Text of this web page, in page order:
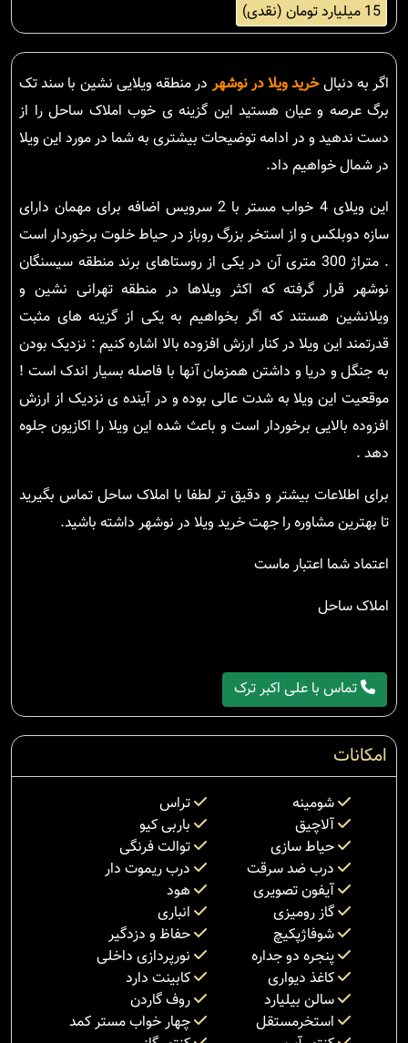
15 میلیارد تومان (نقدی)
اگر به دنبالخرید ویلا در نوشهر در منطقه ویلایی نشین با سند تک
برگ عرصه و عیان هستید این گزینه ی خوب املاک ساحل را از
دست ندهید و در ادامه توضیحات بیشتری به شما در مورد این ویلا
در شمال خواهیم داد.
این ویلای 4 خواب مستر با 2 سرویس اضافه برای مهمان دارای
سازه دوبلکس و از استخر بزرگ روباز در حیاط خلوت برخوردار است
. متراژ 300 متری آن در یکی از روستاهای برند منطقه سیسنگان
نوشهر قرار گرفته که اکثر ویلاها در منطقه تهرانی نشین و
ویلانشین هستند که اگر بخواهیم به یکی از گزینه های مثبت
قدرتمند این ویلا در کنار ارزش افزوده بالا اشاره کنیم : نزدیک بودن
به جنگل و دریا و داشتن همزمان آنها با فاصله بسیار اندک است !
موقعیت این ویلا به شدت عالی بوده و در آینده ی نزدیک از ارزش
افزوده بالایی برخوردار است و باعث شده این ویلا را اکازیون جلوه
دهد .
برای اطلاعات بیشتر و دقیق تر لطفا با املاک ساحل تماس بگیرید
تا بهترین مشاوره را جهت خرید ویلا در نوشهر داشته باشید.
اعتماد شما اعتبار ماست
املاک ساحل
تماس با علی اکبر ترک
امکانات
شومینه
تراس
آلاچیق
باربی کیو
حیاط سازی
توالت فرنگی
درب ضد سرقت
درب ریموت دار
آیفون تصویری
هود
گاز رومیزی
انباری
شوفاژپکیچ
حفاظ و دزدگیر
پنجره دو جداره
نورپردازی داخلی
کاغذ دیواری
کابینت دارد
سالن بیلیارد
روف گاردن
استخرمستقل
چهار خواب مستر کمد